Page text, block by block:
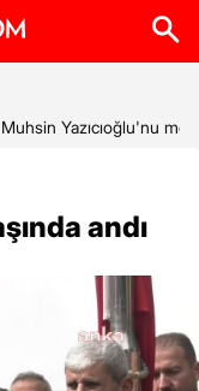
Yazıcıoğlu'nu
andı